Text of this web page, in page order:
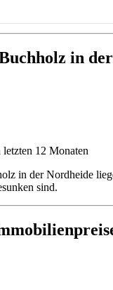
in
12 Monaten
in der Nordheide
sind.